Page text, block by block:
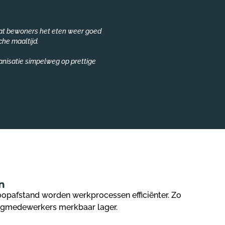
bewoners het eten weer goed
maaltijd.
simpelweg op prettige
worden werkprocessen efficiënter. Zo
merkbaar lager.